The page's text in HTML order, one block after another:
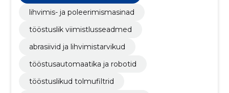
lihvimis- ja poleerimismasinad
tööstuslik viimistlusseadmed
abrasiivid ja lihvimistarvikud
tööstusautomaatika ja robotid
tööstuslikud tolmufiltrid